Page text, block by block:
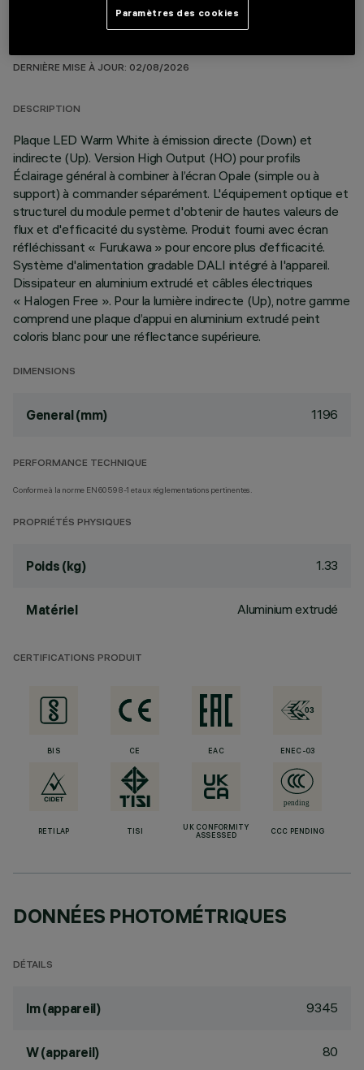
DERNIÈRE MISE À JOUR: 02/08/2026
DESCRIPTION
Plaque LED Warm White à émission directe (Down) et
indirecte (Up). Version High Output (HO) pour profils
Éclairage général à combiner à l’écran Opale (simple ou à
support) à commander séparément. L'équipement optique et
structurel du module permet d'obtenir de hautes valeurs de
flux et d'efficacité du système. Produit fourni avec écran
réfléchissant « Furukawa » pour encore plus d’efficacité.
Système d'alimentation gradable DALI intégré à l'appareil.
Dissipateur en aluminium extrudé et câbles électriques
« Halogen Free ». Pour la lumière indirecte (Up), notre gamme
comprend une plaque d’appui en aluminium extrudé peint
coloris blanc pour une réflectance supérieure.
DIMENSIONS
General (mm) 1196
PERFORMANCE TECHNIQUE
Conforme à la norme EN60598-1 et aux réglementations pertinentes.
PROPRIÉTÉS PHYSIQUES
Poids (kg) 1.33
Matériel Aluminium extrudé
CERTIFICATIONS PRODUIT
BIS CE EAC ENEC-03
RETILAP TISI
UK CONFORMITY
ASSESSED
CCC PENDING
DONNÉES PHOTOMÉTRIQUES
DÉTAILS
lm (appareil) 9345
W (appareil) 80
Paramètres des cookies